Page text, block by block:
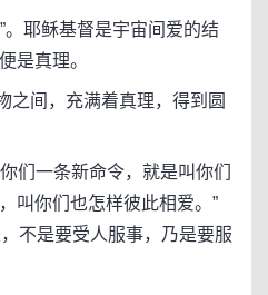
耶稣基督是宇宙间爱的结
是真理。
间，充满着真理，得到圆
一条新命令，就是叫你们
叫你们也怎样彼此相爱。”
，不是要受人服事，乃是要服